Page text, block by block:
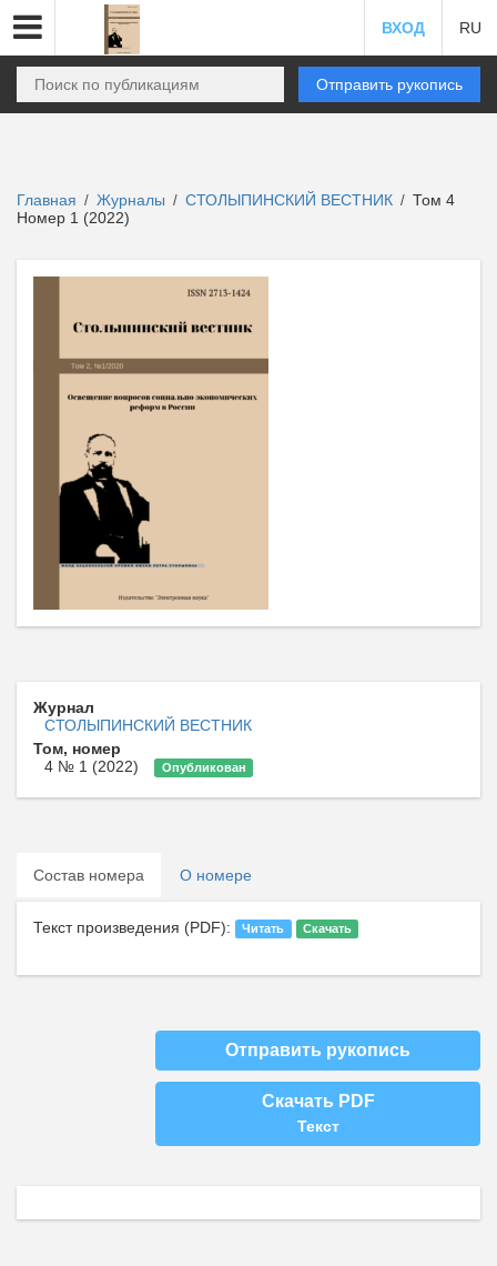
ВХОД RU
Отправить рукопись
Главная / Журналы / СТОЛЫПИНСКИЙ ВЕСТНИК / Том 4
Номер 1 (2022)
Журнал
СТОЛЫПИНСКИЙ ВЕСТНИК
Том, номер
4 № 1 (2022)
Опубликован
Состав номера О номере
Текст произведения (PDF): Читать Скачать
Отправить рукопись
Скачать PDF
Текст